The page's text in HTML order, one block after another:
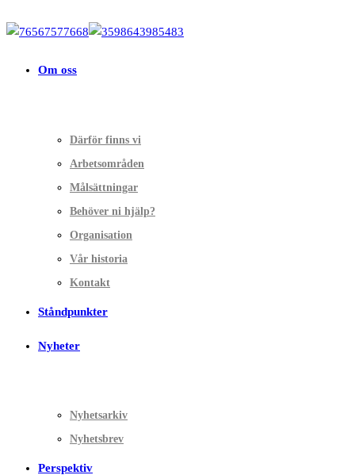
Om oss
Därför finns vi
Arbetsområden
Målsättningar
Behöver ni hjälp?
Organisation
Vår historia
Kontakt
Ståndpunkter
Nyheter
Nyhetsarkiv
Nyhetsbrev
Perspektiv